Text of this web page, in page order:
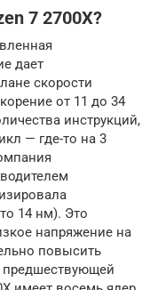
7 2700X?
дает
скорости
от 11 до 34
инструкций,
— где-то на 3
14 нм). Это
напряжение на
повысить
предшествующей